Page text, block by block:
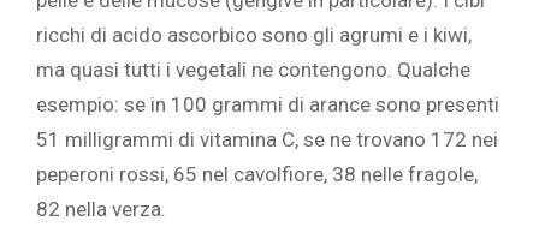
ricchi di acido ascorbico sono gli agrumi e i kiwi,
ma quasi tutti i vegetali ne contengono. Qualche
esempio: se in 100 grammi di arance sono presenti
51 milligrammi di vitamina C, se ne trovano 172 nei
peperoni rossi, 65 nel cavolfiore, 38 nelle fragole,
82 nella verza.